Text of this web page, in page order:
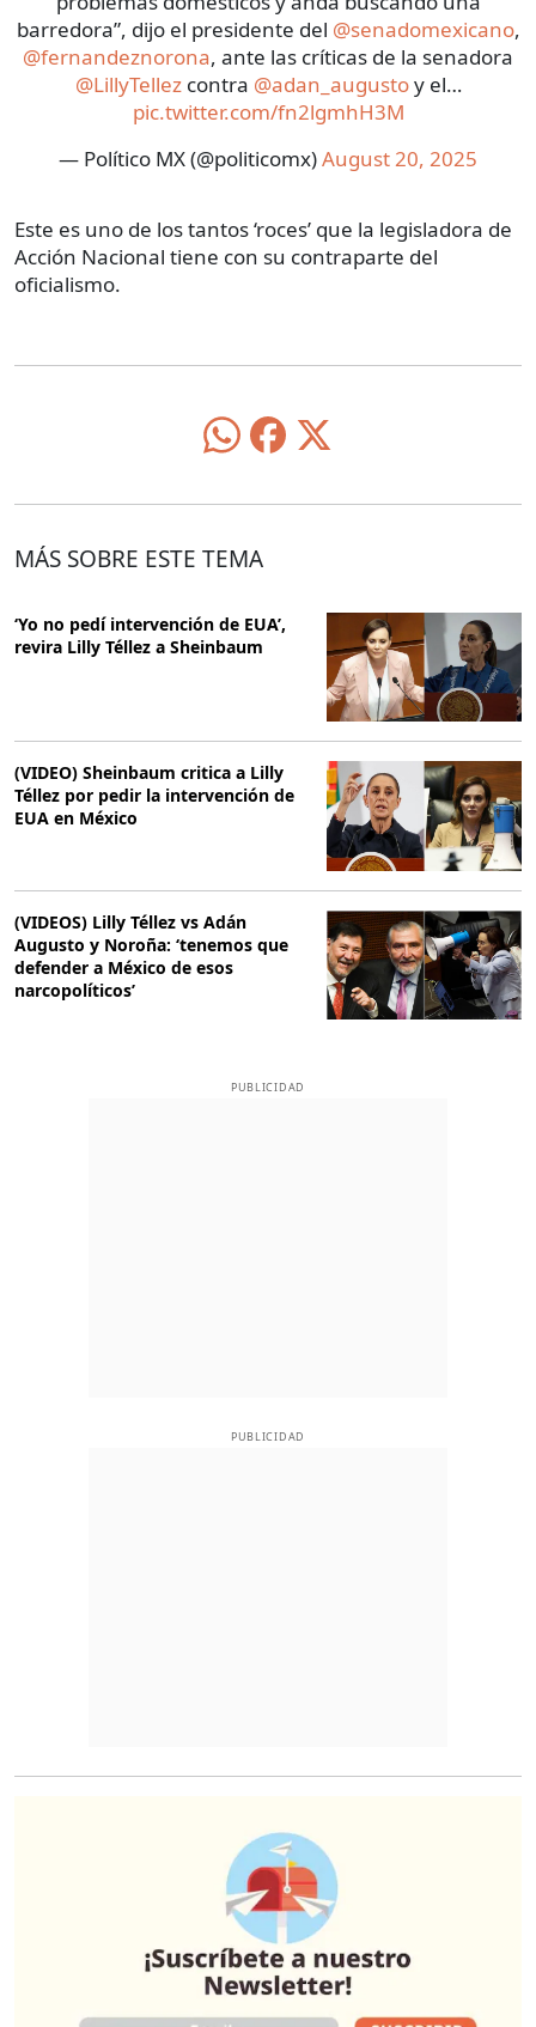
barredora”, dijo el presidente del @senadomexicano,
@fernandeznorona, ante las críticas de la senadora
@LillyTellezcontra @adan_augustoy el…
pic.twitter.com/fn2lgmhH3M
— Político MX (@politicomx)August 20, 2025
Este es uno de los tantos ‘roces’ que la legisladora de
Acción Nacional tiene con su contraparte del
oficialismo.
MÁS SOBRE ESTE TEMA
‘Yo no pedí intervención de EUA’,
revira Lilly Téllez a Sheinbaum
(VIDEO) Sheinbaum critica a Lilly
Téllez por pedir la intervención de
EUA en México
(VIDEOS) Lilly Téllez vs Adán
Augusto y Noroña: ‘tenemos que
defender a México de esos
narcopolíticos’
PUBLICIDAD
PUBLICIDAD